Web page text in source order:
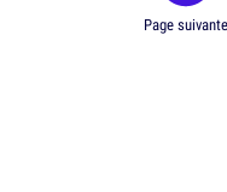
Page suivante